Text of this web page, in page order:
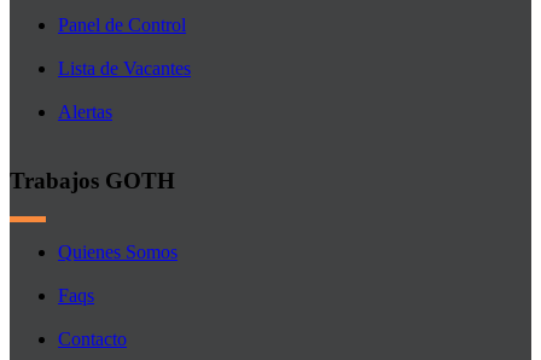
Panel de Control
Lista de Vacantes
Alertas
Trabajos GOTH
Quienes Somos
Faqs
Contacto